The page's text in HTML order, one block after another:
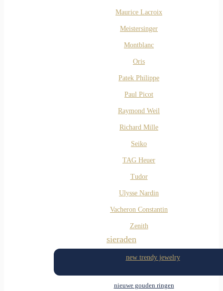
Maurice Lacroix
Meistersinger
Montblanc
Oris
Patek Philippe
Paul Picot
Raymond Weil
Richard Mille
Seiko
TAG Heuer
Tudor
Ulysse Nardin
Vacheron Constantin
Zenith
sieraden
new trendy jewelry
nieuwe gouden ringen